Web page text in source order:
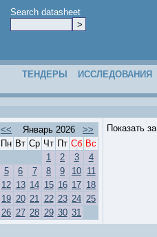
Search datasheet
ТЕНДЕРЫ ИССЛЕДОВАНИЯ
<< Январь 2026
>>
Пн Вт Ср Чт Пт Сб Вс
1
2 3
4
5
6 7 8 9 10 11
12 13 14 15 16 17 18
19 20 21 22 23 24 25
26 27 28 29 30 31
Показать